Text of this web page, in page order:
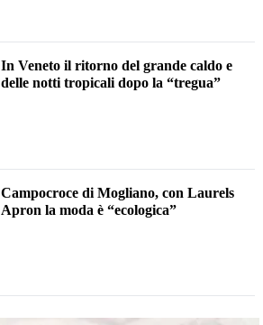
In Veneto il ritorno del grande caldo e
delle notti tropicali dopo la “tregua”
Campocroce di Mogliano, con Laurels
Apron la moda è “ecologica”